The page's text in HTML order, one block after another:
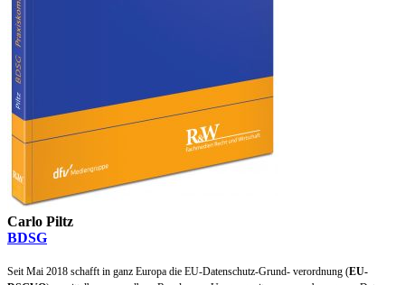
Carlo Piltz
BDSG
Seit Mai 2018 schafft in ganz Europa die EU-Datenschutz-Grund- verordnung (EU-